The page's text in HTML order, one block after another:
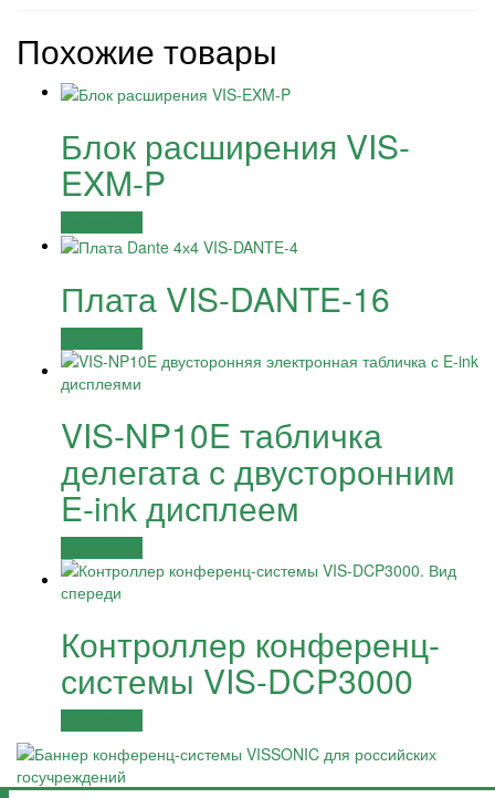
Похожие товары
Блок расширения VIS-
EXM-P
Плата VIS-DANTE-16
VIS-NP10E табличка
делегата с двусторонним
E-ink дисплеем
Контроллер конференц-
системы VIS-DCP3000